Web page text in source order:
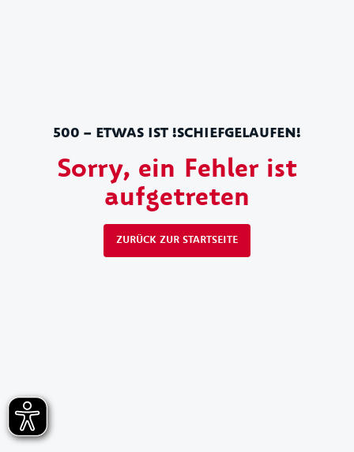
500 – ETWAS IST !SCHIEFGELAUFEN!
Sorry, ein Fehler ist
aufgetreten
ZURÜCK ZUR STARTSEITE